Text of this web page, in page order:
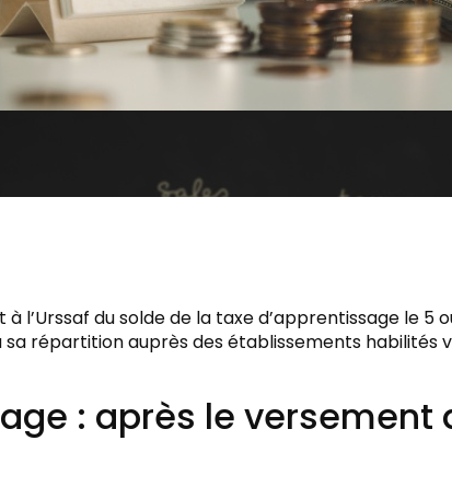
du solde de la taxe d’apprentissage le 5
sa répartition auprès des établissements habilités
: après le versement